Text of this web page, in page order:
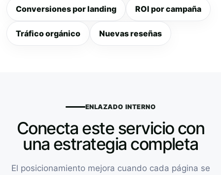
Conversiones por landing ROI por campaña
Tráfico orgánico Nuevas reseñas
ENLAZADO INTERNO
Conecta este servicio con
una estrategia completa
El posicionamiento mejora cuando cada página se